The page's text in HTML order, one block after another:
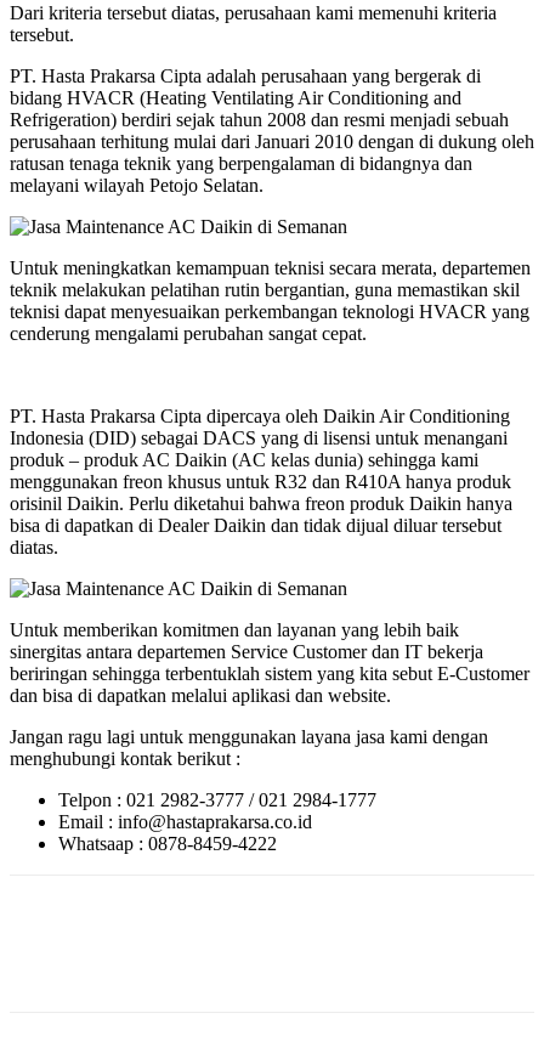
Dari kriteria tersebut diatas, perusahaan kami memenuhi kriteria
tersebut.
PT. Hasta Prakarsa Cipta adalah perusahaan yang bergerak di
bidang HVACR (Heating Ventilating Air Conditioning and
Refrigeration) berdiri sejak tahun 2008 dan resmi menjadi sebuah
perusahaan terhitung mulai dari Januari 2010 dengan di dukung oleh
ratusan tenaga teknik yang berpengalaman di bidangnya dan
melayani wilayah Petojo Selatan.
Untuk meningkatkan kemampuan teknisi secara merata, departemen
teknik melakukan pelatihan rutin bergantian, guna memastikan skil
teknisi dapat menyesuaikan perkembangan teknologi HVACR yang
cenderung mengalami perubahan sangat cepat.
PT. Hasta Prakarsa Cipta dipercaya oleh Daikin Air Conditioning
Indonesia (DID) sebagai DACS yang di lisensi untuk menangani
produk – produk AC Daikin (AC kelas dunia) sehingga kami
menggunakan freon khusus untuk R32 dan R410A hanya produk
orisinil Daikin. Perlu diketahui bahwa freon produk Daikin hanya
bisa di dapatkan di Dealer Daikin dan tidak dijual diluar tersebut
diatas.
Untuk memberikan komitmen dan layanan yang lebih baik
sinergitas antara departemen Service Customer dan IT bekerja
beriringan sehingga terbentuklah sistem yang kita sebut E-Customer
dan bisa di dapatkan melalui aplikasi dan website.
Jangan ragu lagi untuk menggunakan layana jasa kami dengan
menghubungi kontak berikut :
Telpon : 021 2982-3777 / 021 2984-1777
Email : info@hastaprakarsa.co.id
Whatsaap : 0878-8459-4222